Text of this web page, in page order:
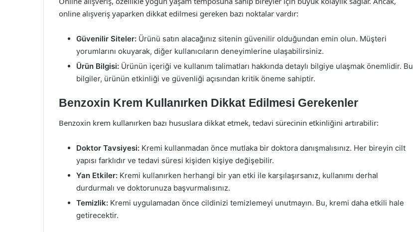
online alışveriş yaparken dikkat edilmesi gereken bazı noktalar vardır:
Güvenilir Siteler: Ürünü satın alacağınız sitenin güvenilir olduğundan emin olun. Müşteri
yorumlarını okuyarak, diğer kullanıcıların deneyimlerine ulaşabilirsiniz.
Ürün Bilgisi: Ürünün içeriği ve kullanım talimatları hakkında detaylı bilgiye ulaşmak önemlidir. Bu
bilgiler, ürünün etkinliği ve güvenliği açısından kritik öneme sahiptir.
Benzoxin Krem Kullanırken Dikkat Edilmesi Gerekenler
Benzoxin krem kullanırken bazı hususlara dikkat etmek, tedavi sürecinin etkinliğini artırabilir:
Doktor Tavsiyesi: Kremi kullanmadan önce mutlaka bir doktora danışmalısınız. Her bireyin cilt
yapısı farklıdır ve tedavi süresi kişiden kişiye değişebilir.
Yan Etkiler: Kremi kullanırken herhangi bir yan etki ile karşılaşırsanız, kullanımı derhal
durdurmalı ve doktorunuza başvurmalısınız.
Temizlik: Kremi uygulamadan önce cildinizi temizlemeyi unutmayın. Bu, kremi daha etkili hale
getirecektir.